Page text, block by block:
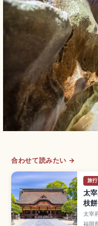
合わせて読みたい →
旅行
太
枝
太宰
宮の
福岡